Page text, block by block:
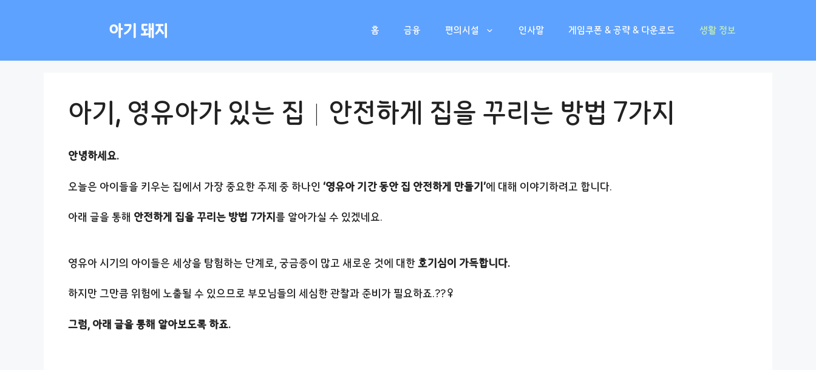
아기 돼지 홈 금융 편의시설 인사말 게임쿠폰 & 공략 & 다운로드 생활 정보
아기, 영유아가 있는 집│안전하게 집을 꾸리는 방법 7가지
안녕하세요.
오늘은 아이들을 키우는 집에서 가장 중요한 주제 중 하나인 ‘영유아 기간 동안 집 안전하게 만들기’에 대해 이야기하려고 합니다.
아래 글을 통해 안전하게 집을 꾸리는 방법 7가지를 알아가실 수 있겠네요.
영유아 시기의 아이들은 세상을 탐험하는 단계로, 궁금증이 많고 새로운 것에 대한호기심이 가득합니다.
하지만 그만큼 위험에 노출될 수 있으므로 부모님들의 세심한 관찰과 준비가 필요하죠.??‍♀️
그럼, 아래 글을 통해 알아보도록 하죠.